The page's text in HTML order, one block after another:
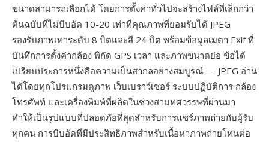
ขนาดสามารถเลือกได้ โดยการตั้งค่าทั่วไปจะสร้างไฟล์ที่เล็กกว่า
ต้นฉบับที่ไม่บีบอัด 10-20 เท่าที่คุณภาพที่ยอมรับได้ JPEG
รองรับภาพเทาระดับ 8 บิตและสี 24 บิต พร้อมข้อมูลเมตา Exif ที่
บันทึกการตั้งค่ากล้อง พิกัด GPS เวลา และภาพขนาดย่อ ข้อได้
เปรียบประการหนึ่งคือความเป็นสากลอย่างสมบูรณ์ — JPEG อ่าน
ได้โดยทุกโปรแกรมดูภาพ เว็บเบราว์เซอร์ ระบบปฏิบัติการ กล้อง
โทรศัพท์ และเครื่องพิมพ์ที่ผลิตในช่วงสามทศวรรษที่ผ่านมา
ทำให้เป็นรูปแบบที่ปลอดภัยที่สุดสำหรับการแชร์ภาพถ่ายกับผู้รับ
ทุกคน การบีบอัดที่มีประสิทธิภาพสำหรับเนื้อหาภาพถ่ายโทนต่อ